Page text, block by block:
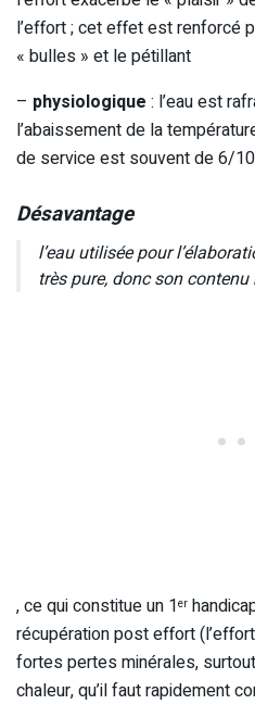
l’effort ; cet effet est renforcé
« bulles » et le pétillant
– physiologique : l’eau est
l’abaissement de la
de service est souvent de 6/
Désavantage
l’eau utilisée pour
très pure, donc son
, ce qui constitue un 1er
récupération post effort
fortes pertes minérales,
chaleur, qu’il faut rapidement